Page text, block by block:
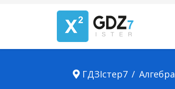
ГДЗІстер7 Алгебра